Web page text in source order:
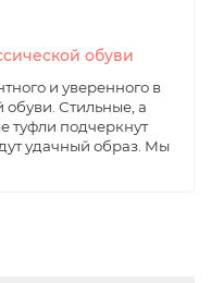
обуви
и уверенного в
Стильные, а
туфли подчеркнут
удачный образ. Мы